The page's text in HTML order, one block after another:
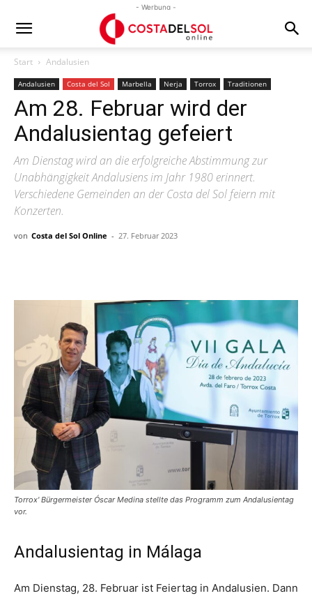
- Werbung -
Start Andalusien
Andalusien Costa del Sol Marbella Nerja Torrox Traditionen
Am 28. Februar wird der
Andalusientag gefeiert
Am Dienstag wird an die erfolgreiche Abstimmung zur
Unabhängigkeit Andalusiens im Jahr 1980 erinnert.
Verschiedene Gemeinden an der Costa del Sol feiern mit
Konzerten.
von Costa del Sol Online - 27. Februar 2023
Torrox' Bürgermeister Óscar Medina stellte das Programm zum Andalusientag
vor.
Andalusientag in Málaga
Am Dienstag, 28. Februar ist Feiertag in Andalusien. Dann